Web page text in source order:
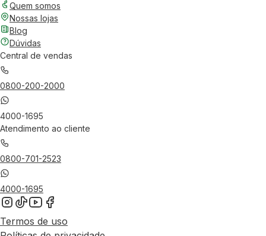
Quem somos
Nossas lojas
Blog
Dúvidas
Central de vendas
0800-200-2000
4000-1695
Atendimento ao cliente
0800-701-2523
4000-1695
Termos de uso